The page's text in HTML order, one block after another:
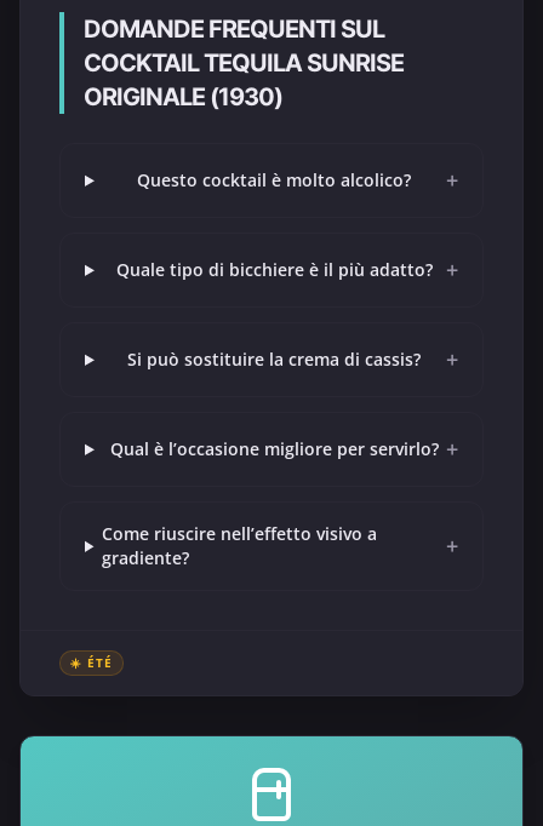
DOMANDE FREQUENTI SUL
COCKTAIL TEQUILA SUNRISE
ORIGINALE (1930)
Questo cocktail è molto alcolico? +
Quale tipo di bicchiere è il più adatto? +
Si può sostituire la crema di cassis? +
Qual è l’occasione migliore per servirlo? +
Come riuscire nell’effetto visivo a
gradiente?
+
☀️ ÉTÉ